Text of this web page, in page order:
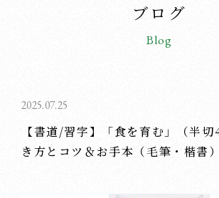
ブログ
Blog
2025.07.25
【書道/習字】「食を育む」（半
き方とコツ＆お手本（毛筆・楷書）